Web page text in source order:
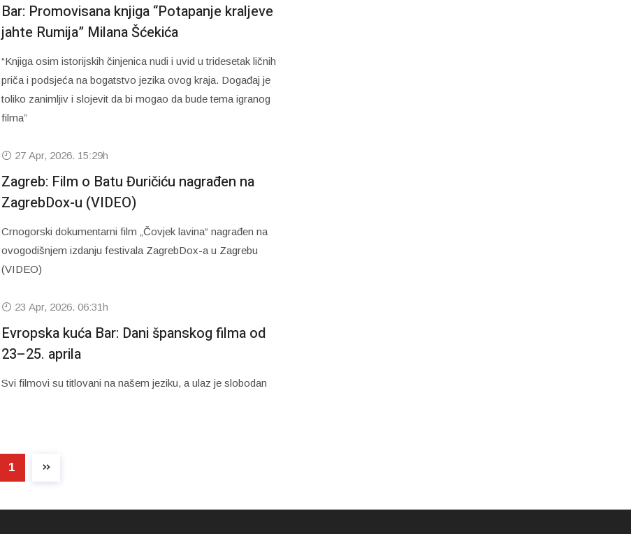
Bar: Promovisana knjiga “Potapanje kraljeve
jahte Rumija” Milana Šćekića
“Knjiga osim istorijskih činjenica nudi i uvid u tridesetak ličnih
priča i podsjeća na bogatstvo jezika ovog kraja. Događaj je
toliko zanimljiv i slojevit da bi mogao da bude tema igranog
filma”
27 Apr, 2026. 15:29h
Zagreb: Film o Batu Đuričiću nagrađen na
ZagrebDox-u (VIDEO)
Crnogorski dokumentarni film „Čovjek lavina“ nagrađen na
ovogodišnjem izdanju festivala ZagrebDox-a u Zagrebu
(VIDEO)
23 Apr, 2026. 06:31h
Evropska kuća Bar: Dani španskog filma od
23–25. aprila
Svi filmovi su titlovani na našem jeziku, a ulaz je slobodan
1